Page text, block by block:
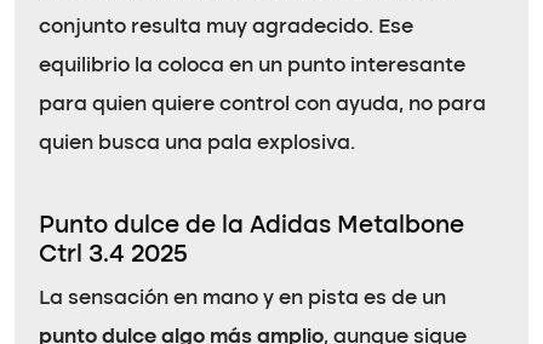
conjunto resulta muy agradecido. Ese
equilibrio la coloca en un punto interesante
para quien quiere control con ayuda, no para
quien busca una pala explosiva.
Punto dulce de la Adidas Metalbone
Ctrl 3.4 2025
La sensación en mano y en pista es de un
punto dulce algo más amplio, aunque sigue